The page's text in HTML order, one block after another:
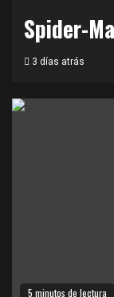
Spider-
3 días atrás
5 minutos de lectura